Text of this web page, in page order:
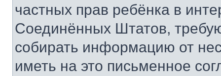
частных прав ребёнка в
Соединённых Штатов,
собирать информацию от
иметь на это письменное